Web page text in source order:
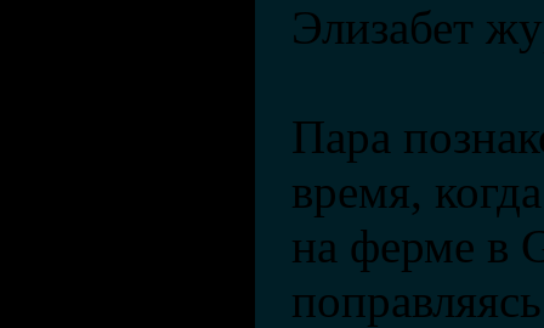
Элизабет
Пара
время,
на ферме в